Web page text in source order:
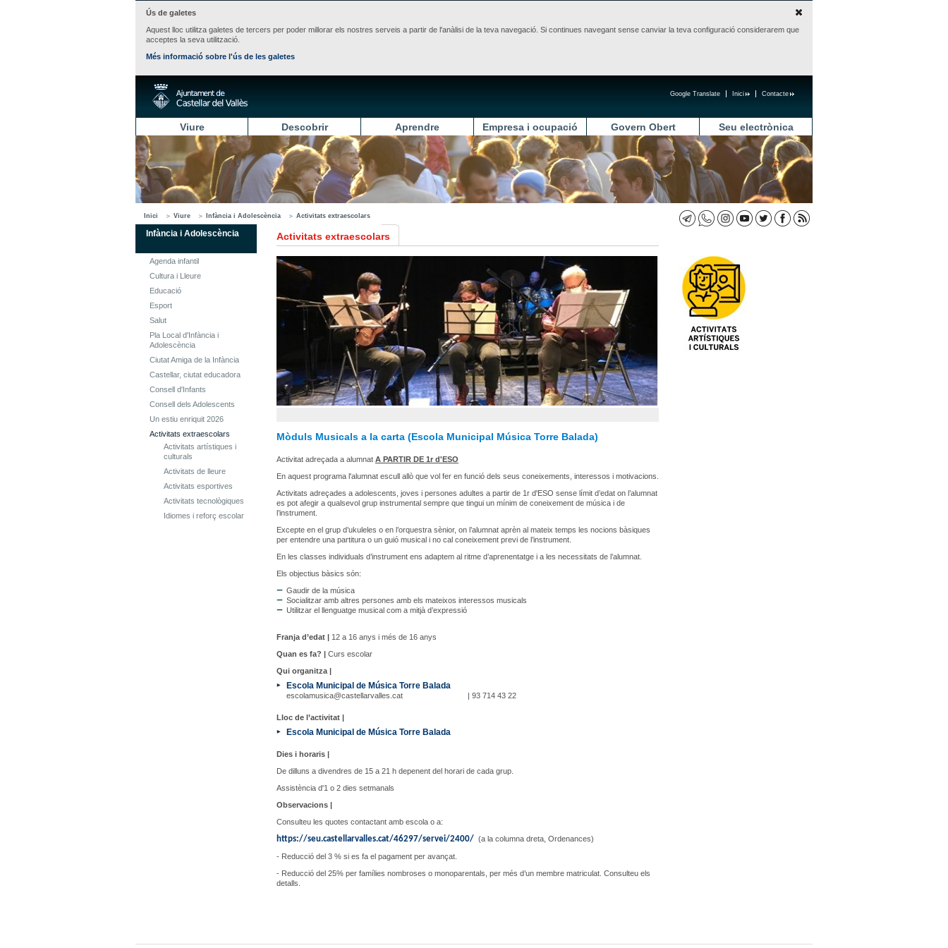
Ús de galetes
Aquest lloc utilitza galetes de tercers per poder millorar els nostres serveis a partir de l'anàlisi de la teva navegació. Si continues navegant sense canviar la teva configuració considerarem que
acceptes la seva utilització.
Més informació sobre l'ús de les galetes
Contacte
Inici
Google Translate
Viure Descobrir Aprendre Empresa i ocupació Govern Obert Seu electrònica
Inici Viure Infància i Adolescència Activitats extraescolars
Infància i Adolescència
Agenda infantil
Cultura i Lleure
Educació
Esport
Salut
Pla Local d'Infància i
Adolescència
Ciutat Amiga de la Infància
Castellar, ciutat educadora
Consell d'Infants
Consell dels Adolescents
Un estiu enriquit 2026
Activitats extraescolars
Activitats artístiques i
culturals
Activitats de lleure
Activitats esportives
Activitats tecnològiques
Idiomes i reforç escolar
Activitats extraescolars
Mòduls Musicals a la carta (Escola Municipal Música Torre Balada)
Activitat adreçada a alumnat A PARTIR DE 1r d'ESO
En aquest programa l'alumnat escull allò que vol fer en funció dels seus coneixements, interessos i motivacions.
Activitats adreçades a adolescents, joves i persones adultes a partir de 1r d'ESO sense límit d’edat on l’alumnat
es pot afegir a qualsevol grup instrumental sempre que tingui un mínim de coneixement de música i de
l’instrument.
Excepte en el grup d’ukuleles o en l’orquestra sènior, on l’alumnat aprèn al mateix temps les nocions bàsiques
per entendre una partitura o un guió musical i no cal coneixement previ de l’instrument.
En les classes individuals d’instrument ens adaptem al ritme d’aprenentatge i a les necessitats de l’alumnat.
Els objectius bàsics són:
Gaudir de la música
Socialitzar amb altres persones amb els mateixos interessos musicals
Utilitzar el llenguatge musical com a mitjà d’expressió
Franja d’edat | 12 a 16 anys i més de 16 anys
Quan es fa? | Curs escolar
Qui organitza |
Escola Municipal de Música Torre Balada
escolamusica@castellarvalles.cat | 93 714 43 22
Lloc de l’activitat |
Escola Municipal de Música Torre Balada
Dies i horaris |
De dilluns a divendres de 15 a 21 h depenent del horari de cada grup.
Assistència d'1 o 2 dies setmanals
Observacions |
Consulteu les quotes contactant amb escola o a:
https://seu.castellarvalles.cat/46297/servei/2400/ (a la columna dreta, Ordenances)
- Reducció del 3 % si es fa el pagament per avançat.
- Reducció del 25% per famílies nombroses o monoparentals, per més d’un membre matriculat. Consulteu els
detalls.